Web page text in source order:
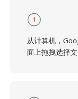
1
从计算机，
面上拖拽选择